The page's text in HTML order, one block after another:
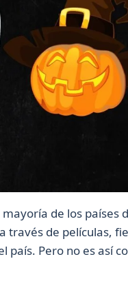
de los países
través de películas,
país. Pero no es así